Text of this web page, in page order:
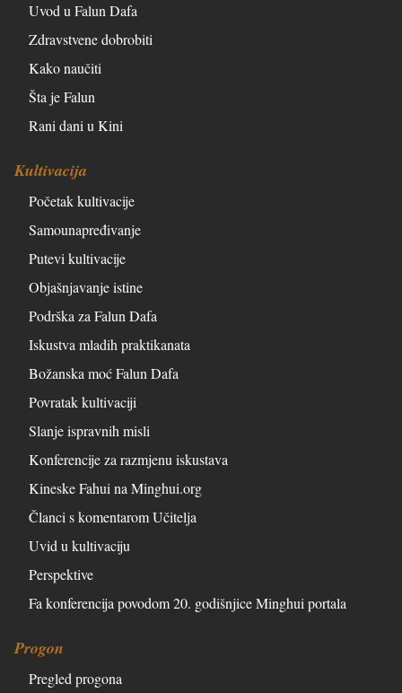
Uvod u Falun Dafa
Zdravstvene dobrobiti
Kako naučiti
Šta je Falun
Rani dani u Kini
Kultivacija
Početak kultivacije
Samounapređivanje
Putevi kultivacije
Objašnjavanje istine
Podrška za Falun Dafa
Iskustva mladih praktikanata
Božanska moć Falun Dafa
Povratak kultivaciji
Slanje ispravnih misli
Konferencije za razmjenu iskustava
Kineske Fahui na Minghui.org
Članci s komentarom Učitelja
Uvid u kultivaciju
Perspektive
Fa konferencija povodom 20. godišnjice Minghui portala
Progon
Pregled progona